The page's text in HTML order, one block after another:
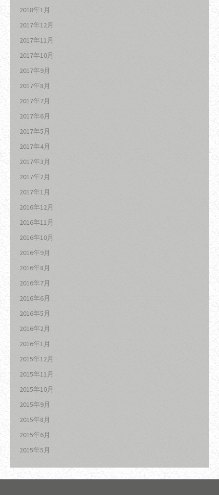
2018年1月
2017年12月
2017年11月
2017年10月
2017年9月
2017年8月
2017年7月
2017年6月
2017年5月
2017年4月
2017年3月
2017年2月
2017年1月
2016年12月
2016年11月
2016年10月
2016年9月
2016年8月
2016年7月
2016年6月
2016年5月
2016年2月
2016年1月
2015年12月
2015年11月
2015年10月
2015年9月
2015年8月
2015年6月
2015年5月